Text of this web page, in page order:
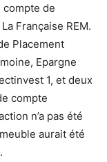
de
Française REM.
Placement
Epargne
1, et deux
compte
n’a pas été
aurait été